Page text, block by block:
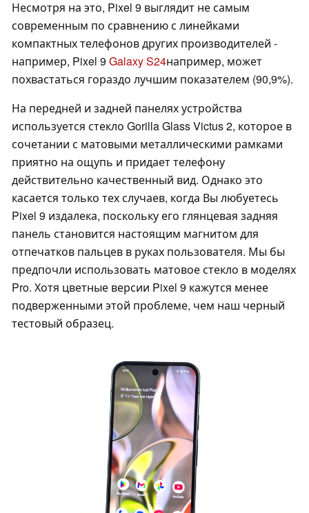
Несмотря на это, Pixel 9 выглядит не самым
современным по сравнению с линейками
компактных телефонов других производителей -
например, Pixel 9 Galaxy S24например, может
похвастаться гораздо лучшим показателем (90,9%).
На передней и задней панелях устройства
используется стекло Gorilla Glass Victus 2, которое в
сочетании с матовыми металлическими рамками
приятно на ощупь и придает телефону
действительно качественный вид. Однако это
касается только тех случаев, когда Вы любуетесь
Pixel 9 издалека, поскольку его глянцевая задняя
панель становится настоящим магнитом для
отпечатков пальцев в руках пользователя. Мы бы
предпочли использовать матовое стекло в моделях
Pro. Хотя цветные версии Pixel 9 кажутся менее
подверженными этой проблеме, чем наш черный
тестовый образец.